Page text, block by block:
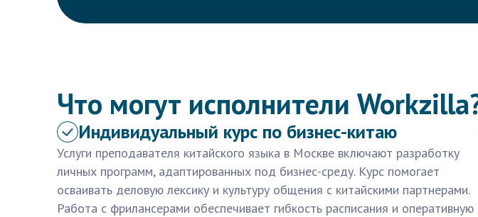
Что могут исполнители
Индивидуальный курс по бизнес-китаю
Услуги преподавателя китайского языка в Москве включают разработку
личных программ, адаптированных под бизнес-среду. Курс помогает
осваивать деловую лексику и культуру общения с китайскими партнерами.
Работа с фрилансерами обеспечивает гибкость расписания и оперативную